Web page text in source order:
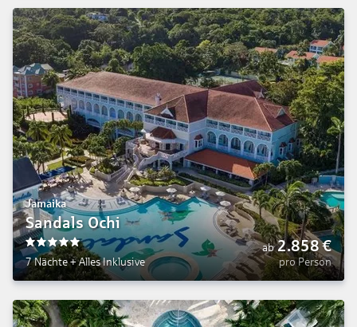
Jamaika
Sandals Ochi
5
7 Nächte+Alles Inklusive
ab 2.858€
pro Person